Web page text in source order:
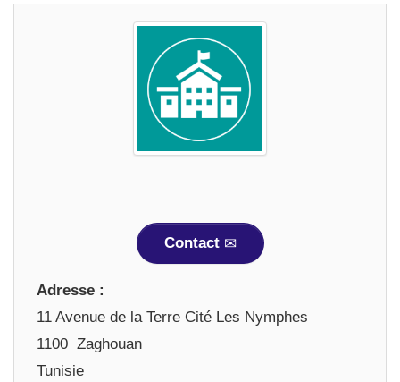
Contact
Adresse :
11 Avenue de la Terre Cité Les Nymphes
1100 Zaghouan
Tunisie